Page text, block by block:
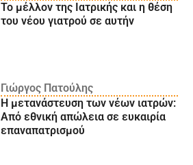
Το μέλλον της Ιατρικής και η θέση
του νέου γιατρού σε αυτήν
Γιώργος Πατούλης
Η μετανάστευση των νέων ιατρών:
Aπό εθνική απώλεια σε ευκαιρία
επαναπατρισμού